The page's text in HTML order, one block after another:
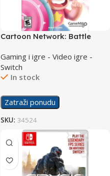
Cartoon Network: Battle
Gaming i igre - Video igre -
Switch
In stock
Zatraži ponudu
SKU: 34524